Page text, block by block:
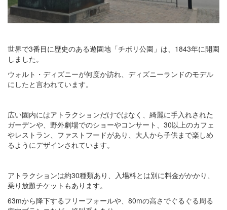
世界で3番目に歴史のある遊園地「チボリ公園」は、1843年に開園
しました。
ウォルト・ディズニーが何度か訪れ、ディズニーランドのモデル
にしたと言われています。
広い園内にはアトラクションだけではなく、綺麗に手入れされた
ガーデンや、野外劇場でのショーやコンサート、30以上のカフェ
やレストラン、ファストフードがあり、大人から子供まで楽しめ
るようにデザインされています。
アトラクションは約30種類あり、入場料とは別に料金がかかり、
乗り放題チケットもあります。
63mから降下するフリーフォールや、80mの高さでぐるぐる周る